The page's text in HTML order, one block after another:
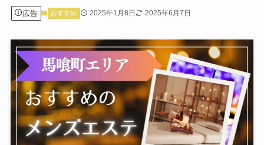
広告 おすすめ 2025年1月8日 2025年6月7日